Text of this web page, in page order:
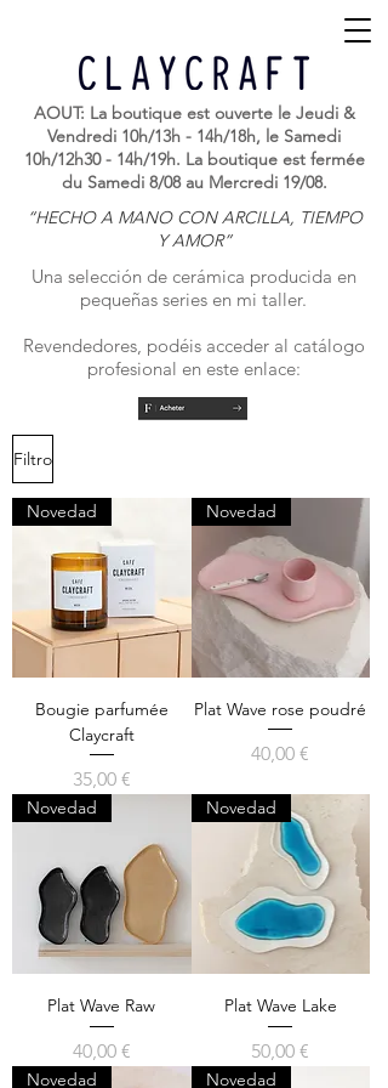
“HECHO A MANO CON ARCILLA, TIEMPO
Y AMOR”
AOUT: La boutique est ouverte le Jeudi &
Vendredi 10h/13h - 14h/18h, le Samedi
10h/12h30 - 14h/19h. La boutique est fermée
du Samedi 8/08 au Mercredi 19/08.
Una selección de cerámica producida en
pequeñas series en mi taller.
Revendedores, podéis acceder al catálogo
profesional en este enlace:
Filtro
Novedad
Bougie parfumée
Claycraft
Precio
35,00 €
Novedad
Plat Wave rose poudré
Precio
40,00 €
Novedad
Plat Wave Raw
Precio
40,00 €
Novedad
Plat Wave Lake
Precio
50,00 €
Novedad Novedad